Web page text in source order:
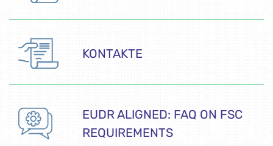
KONTAKTE
EUDR ALIGNED: FAQ ON FSC
REQUIREMENTS